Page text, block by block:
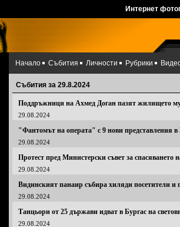
Интернет
Начало Събития Личности Рубрики
Събития за 29.8.2024
Поддръжници на Ахмед Доган пазят жилището
29.08.2024
"Фантомът на операта" с 9 нови представления
29.08.2024
Протест пред Министерски съвет за спасяването
29.08.2024
Видинският панаир събира хиляди посетители и
29.08.2024
Танцьори от 25 държави идват в Бургас на
29.08.2024